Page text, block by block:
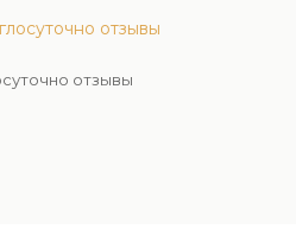
отзывы
отзывы